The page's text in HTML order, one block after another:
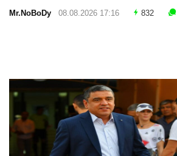
Mr.NoBoDy 08.08.2026 17:16 832